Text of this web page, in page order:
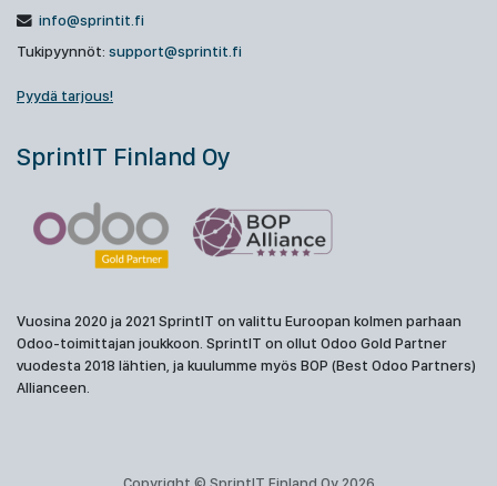
info@sprintit.fi
Tukipyynnöt: support@sprintit.fi
Pyydä tarjous!
SprintIT Finland Oy
Vuosina 2020 ja 2021 SprintIT on valittu Euroopan kolmen parhaan
Odoo-toimittajan joukkoon. SprintIT on ollut Odoo Gold Partner
vuodesta 2018 lähtien, ja kuulumme myös BOP (Best Odoo Partners)
Allianceen.
Copyright © SprintIT Finland Oy 2026